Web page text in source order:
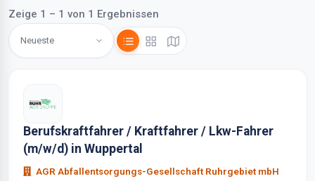
Zeige 1 – 1 von 1 Ergebnissen
Berufskraftfahrer / Kraftfahrer / Lkw-Fahrer
(m/w/d) in Wuppertal
AGR Abfallentsorgungs-Gesellschaft Ruhrgebiet mbH